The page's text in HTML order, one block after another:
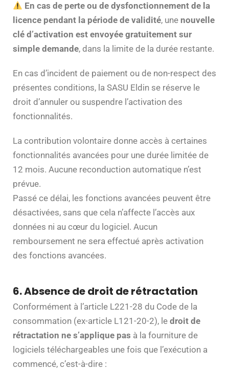
En cas de perte ou de dysfonctionnement de la
licence pendant la période de validité, une nouvelle
clé d’activation est envoyée gratuitement sur
simple demande, dans la limite de la durée restante.
En cas d’incident de paiement ou de non-respect des
présentes conditions, la SASU Eldin se réserve le
droit d’annuler ou suspendre l’activation des
fonctionnalités.
La contribution volontaire donne accès à certaines
fonctionnalités avancées pour une durée limitée de
12 mois. Aucune reconduction automatique n’est
prévue.
Passé ce délai, les fonctions avancées peuvent être
désactivées, sans que cela n’affecte l’accès aux
données ni au cœur du logiciel. Aucun
remboursement ne sera effectué après activation
des fonctions avancées.
6. Absence de droit de rétractation
Conformément à l’article L221-28 du Code de la
consommation (ex-article L121-20-2), le droit de
rétractation ne s’applique pas à la fourniture de
logiciels téléchargeables une fois que l’exécution a
commencé, c’est-à-dire :